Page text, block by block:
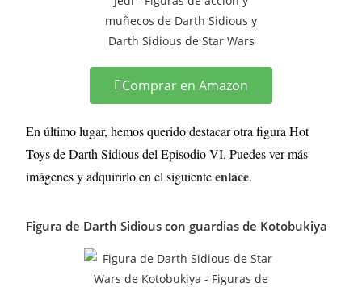
Comprar en Amazon
En último lugar, hemos querido destacar otra figura Hot
Toys de Darth Sidious del Episodio VI. Puedes ver más
imágenes y adquirirlo en el siguienteenlace.
Figura de Darth Sidious con guardias de Kotobukiya